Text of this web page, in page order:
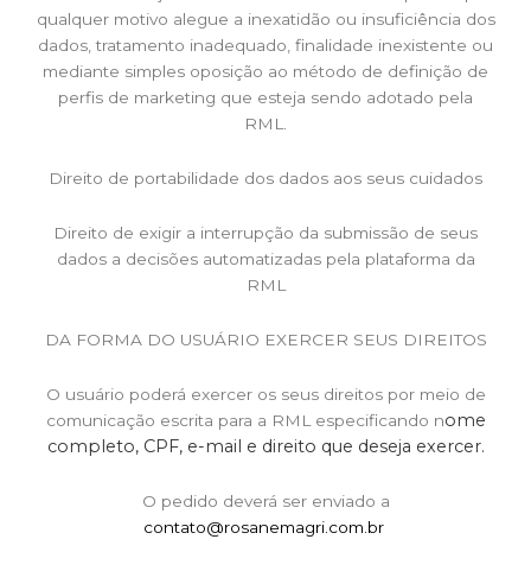
qualquer motivo alegue a inexatidão ou insuficiência dos
dados, tratamento inadequado, finalidade inexistente ou
mediante simples oposição ao método de definição de
perfis de marketing que esteja sendo adotado pela
RML.
Direito de portabilidade dos dados aos seus cuidados
Direito de exigir a interrupção da submissão de seus
dados a decisões automatizadas pela plataforma da
RML
DA FORMA DO USUÁRIO EXERCER SEUS DIREITOS
O usuário poderá exercer os seus direitos por meio de
comunicação escrita para a RML especificando nome
completo, CPF, e-mail e direito que deseja exercer.
O pedido deverá ser enviado a
contato@rosanemagri.com.br